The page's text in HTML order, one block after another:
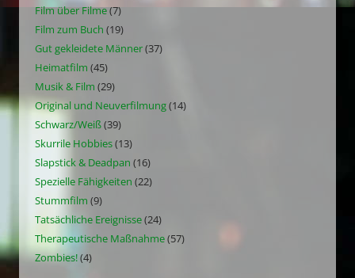
Film über Filme(7)
Film zum Buch (19)
Gut gekleidete Männer(37)
Heimatfilm (45)
Musik & Film (29)
Original und Neuverfilmung(14)
Schwarz/Weiß(39)
Skurrile Hobbies(13)
Slapstick & Deadpan (16)
Spezielle Fähigkeiten (22)
Stummfilm (9)
Tatsächliche Ereignisse(24)
Therapeutische Maßnahme(57)
Zombies!(4)